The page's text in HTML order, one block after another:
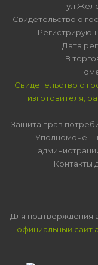
Свидетельство о
Дата
В
Свидетельство о
изготовителя,
Защита прав
Контакты
Для подтверждения
официальный сайт